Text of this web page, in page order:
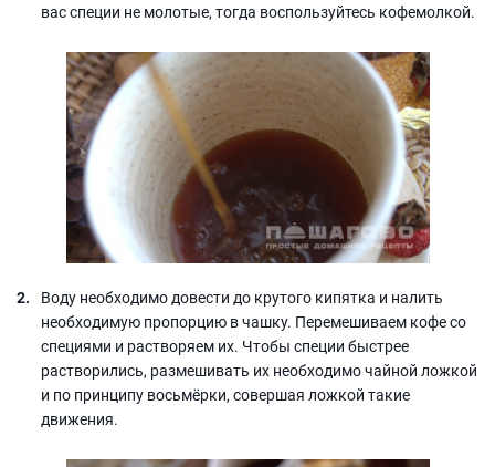
вас специи не молотые, тогда воспользуйтесь кофемолкой.
Воду необходимо довести до крутого кипятка и налить
необходимую пропорцию в чашку. Перемешиваем кофе со
специями и растворяем их. Чтобы специи быстрее
растворились, размешивать их необходимо чайной ложкой
и по принципу восьмёрки, совершая ложкой такие
движения.